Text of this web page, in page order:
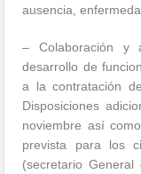
ausencia,
– Colaboración y
desarrollo de
a la contratación
Disposiciones
noviembre así
prevista para los
(secretario